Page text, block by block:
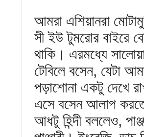
আমরা এশিয়ানরা
সী ইউ টুমরোর বাইরে
থাকি। এরমধ্যে
টেবিলে বসেন, যেটা
পড়াশোনা একটু দেখে
এসে বসেন আলাপ
আধটু হিন্দী বললেও,